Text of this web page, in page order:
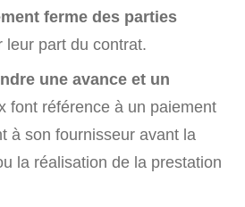
ferme des parties
leur part du contrat.
une avance et un
font référence à un paiement
à son fournisseur avant la
la réalisation de la prestation